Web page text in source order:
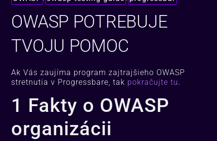
OWASP POTREBUJE
TVOJU POMOC
Ak Vás zaujíma program zajtrajšieho OWASP
stretnutia v Progressbare, tak pokračujte tu.
1 Fakty o OWASP
organizácii